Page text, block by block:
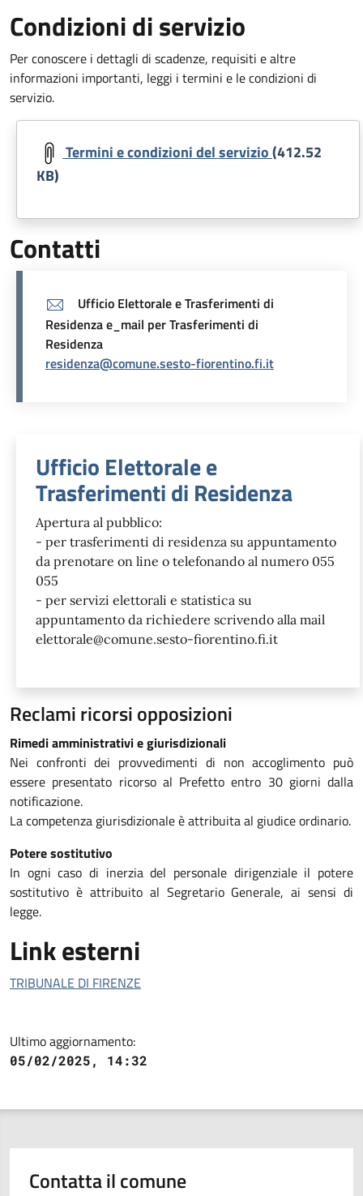
Condizioni di servizio
Per conoscere i dettagli di scadenze, requisiti e altre
informazioni importanti, leggi i termini e le condizioni di
servizio.
Document
Termini e condizioni del servizio(412.52
KB)
Contatti
Ufficio Elettorale e Trasferimenti di
Residenza e_mail per Trasferimenti di
Residenza
residenza@comune.sesto-fiorentino.fi.it
Unità organizzativa
Ufficio Elettorale e
Trasferimenti di Residenza
Apertura al pubblico:
- per trasferimenti di residenza su appuntamento
da prenotare on line o telefonando al numero 055
055
- per servizi elettorali e statistica su
appuntamento da richiedere scrivendo alla mail
elettorale@comune.sesto-fiorentino.fi.it
Reclami ricorsi opposizioni
Rimedi amministrativi e giurisdizionali
Nei confronti dei provvedimenti di non accoglimento può
essere presentato ricorso al Prefetto entro 30 giorni dalla
notificazione.
La competenza giurisdizionale è attribuita al giudice ordinario.
Potere sostitutivo
In ogni caso di inerzia del personale dirigenziale il potere
sostitutivo è attribuito al Segretario Generale, ai sensi di
legge.
Link esterni
TRIBUNALE DI FIRENZE
Ultimo aggiornamento:
05/02/2025, 14:32
Contatta il comune